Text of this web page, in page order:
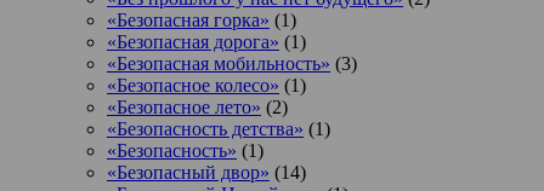
«Безопасная горка» (1)
«Безопасная дорога» (1)
«Безопасная мобильность» (3)
«Безопасное колесо» (1)
«Безопасное лето» (2)
«Безопасность детства» (1)
«Безопасность» (1)
«Безопасный двор» (14)